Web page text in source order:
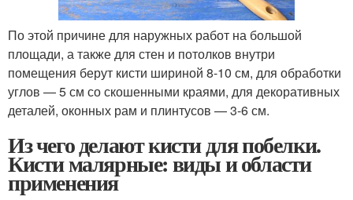
По этой причине для наружных работ на большой
площади, а также для стен и потолков внутри
помещения берут кисти шириной 8-10 см, для обработки
углов — 5 см со скошенными краями, для декоративных
деталей, оконных рам и плинтусов — 3-6 см.
Из чего делают кисти для побелки.
Кисти малярные: виды и области
применения